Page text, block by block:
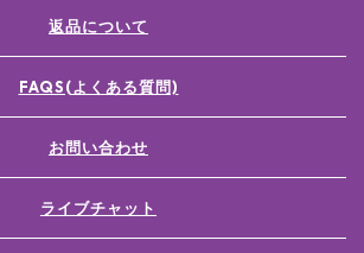
返品について
FAQS(よくある質問)
お問い合わせ
ライブチャット